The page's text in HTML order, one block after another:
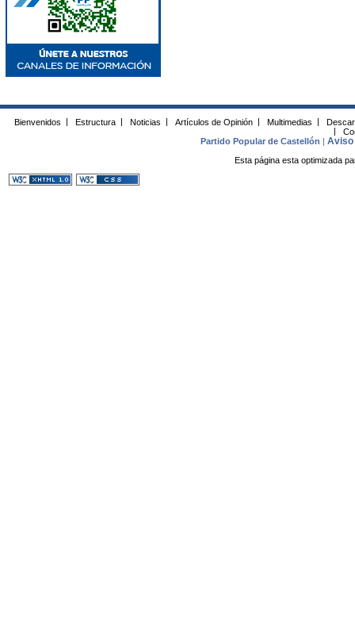
Bienvenidos | Estructura | Noticias | Artículos de Opinión | Multimedias |
|
Partido Popular de Castellón |Aviso
Esta página esta optimizada